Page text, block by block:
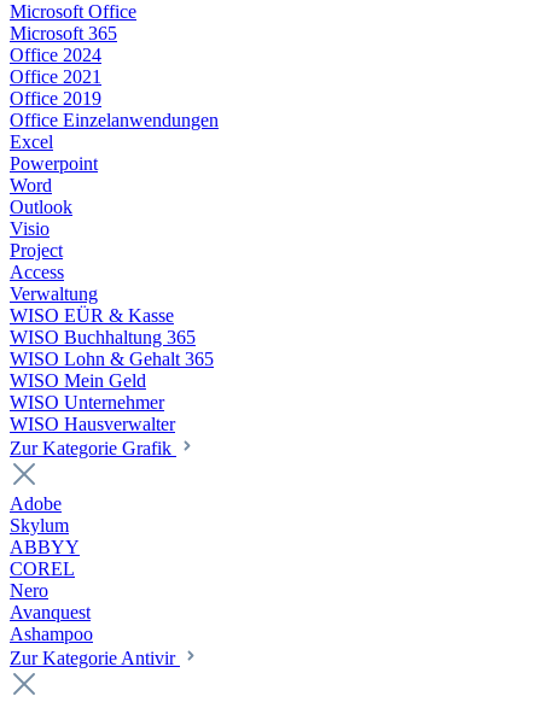
Microsoft Office
Microsoft 365
Office 2024
Office 2021
Office 2019
Office Einzelanwendungen
Excel
Powerpoint
Word
Outlook
Visio
Project
Access
Verwaltung
WISO EÜR & Kasse
WISO Buchhaltung 365
WISO Lohn & Gehalt 365
WISO Mein Geld
WISO Unternehmer
WISO Hausverwalter
Zur Kategorie Grafik
Adobe
Skylum
ABBYY
COREL
Nero
Avanquest
Ashampoo
Zur Kategorie Antivir